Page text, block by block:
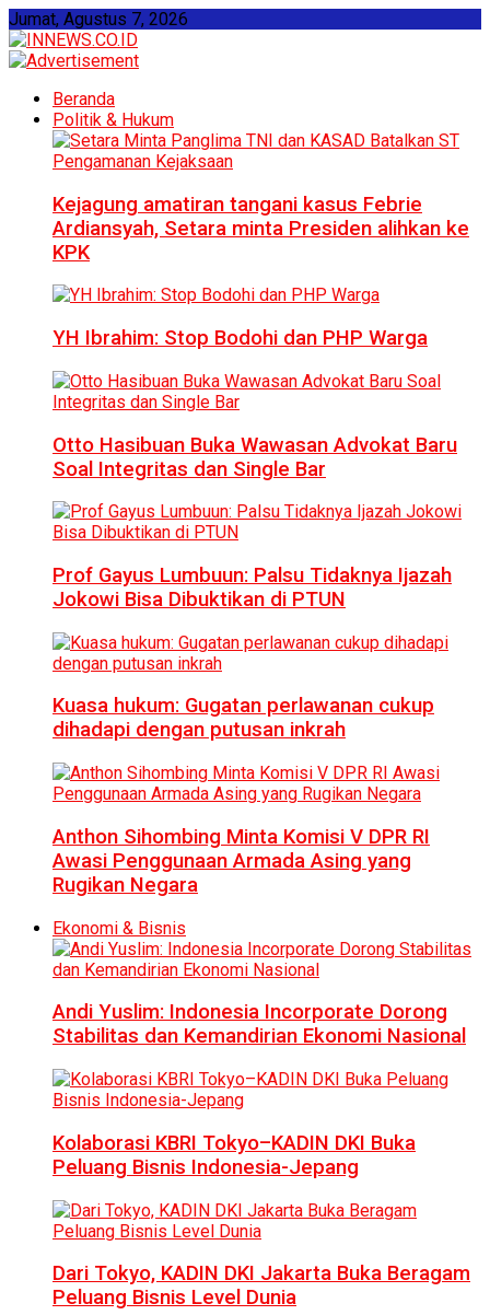
Jumat, Agustus 7, 2026
Beranda
Politik & Hukum
Kejagung amatiran tangani kasus Febrie
Ardiansyah, Setara minta Presiden alihkan ke
KPK
YH Ibrahim: Stop Bodohi dan PHP Warga
Otto Hasibuan Buka Wawasan Advokat Baru
Soal Integritas dan Single Bar
Prof Gayus Lumbuun: Palsu Tidaknya Ijazah
Jokowi Bisa Dibuktikan di PTUN
Kuasa hukum: Gugatan perlawanan cukup
dihadapi dengan putusan inkrah
Anthon Sihombing Minta Komisi V DPR RI
Awasi Penggunaan Armada Asing yang
Rugikan Negara
Ekonomi & Bisnis
Andi Yuslim: Indonesia Incorporate Dorong
Stabilitas dan Kemandirian Ekonomi Nasional
Kolaborasi KBRI Tokyo–KADIN DKI Buka
Peluang Bisnis Indonesia-Jepang
Dari Tokyo, KADIN DKI Jakarta Buka Beragam
Peluang Bisnis Level Dunia